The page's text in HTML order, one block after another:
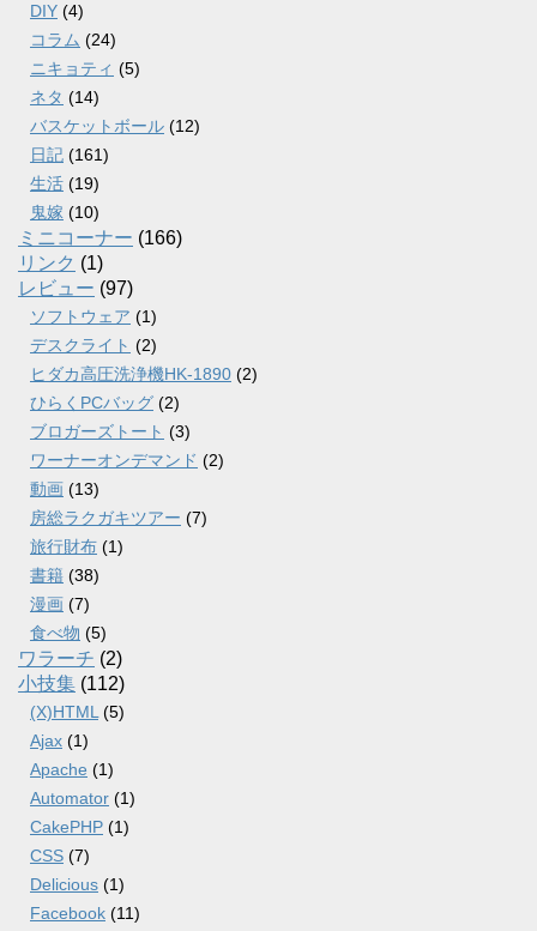
DIY (4)
コラム (24)
ニキョティ (5)
ネタ (14)
バスケットボール (12)
日記 (161)
生活 (19)
鬼嫁 (10)
ミニコーナー (166)
リンク (1)
レビュー (97)
ソフトウェア (1)
デスクライト (2)
ヒダカ高圧洗浄機HK-1890 (2)
ひらくPCバッグ (2)
ブロガーズトート (3)
ワーナーオンデマンド (2)
動画 (13)
房総ラクガキツアー (7)
旅行財布 (1)
書籍 (38)
漫画 (7)
食べ物 (5)
ワラーチ (2)
小技集 (112)
(X)HTML (5)
Ajax (1)
Apache (1)
Automator (1)
CakePHP (1)
CSS (7)
Delicious (1)
Facebook (11)